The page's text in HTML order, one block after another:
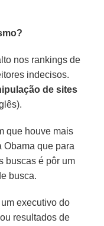
nos rankings de
indecisos.
de sites
que houve mais
Obama que para
buscas é pôr um
busca.
executivo do
resultados de